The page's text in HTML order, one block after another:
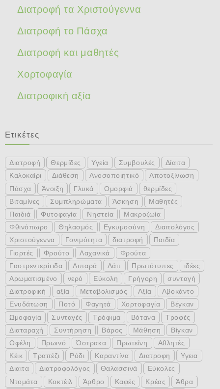
Διατροφή τα Χριστούγεννα
Διατροφή το Πάσχα
Διατροφή και μαθητές
Χορτοφαγία
Διατροφική αξία
Ετικέτες
Διατροφή Θερμίδες Υγεία Συμβουλές
Δίαιτα
Καλοκαίρι
Διάθεση Ανοσοποιητικό
Αποτοξίνωση
Πάσχα
Άνοιξη Γλυκά Ομορφιά
θερμίδες
Βιταμίνες
Συμπληρώματα Άσκηση
Μαθητές
Παιδιά
Φυτοφαγία Νηστεία
Μακροζωία
Φθινόπωρο
Θηλασμός Εγκυμοσύνη
Διαιτολόγος
Χριστούγεννα
Γονιμότητα διατροφή
Παιδία
Γιορτές
Φρούτο Λαχανικά
Φρούτα
Γαστρεντερίτιδα
Λιπαρά Λάιτ Πρωτότυπες
ιδέες
Αρωματισμένο
νερό Εύκολη Γρήγορη
συνταγή
Διατροφική
αξία Μεταβολισμός Αξία
Αβοκάντο
Ενυδάτωση
Ποτό Φαγητά Χορτοφαγία
Βέγκαν
Ωμοφαγία
Συνταγές Τρόφιμα Βότανα
Τροφές
Διαταραχή
Συντήρηση Βάρος Μάθηση
Βίγκαν
Οφέλη
Πρωινό Όστρακα Πρωτεΐνη
Αθλητές
Κέικ
Τραπέζι Ρόδι Καραντίνα Διατροφη
Υγεια
Διαιτα
Διατροφολόγος Θαλασσινά
Εύκολες
Ντομάτα
Κοκτέιλ Άρθρο Καφές Κρέας
Άθρα